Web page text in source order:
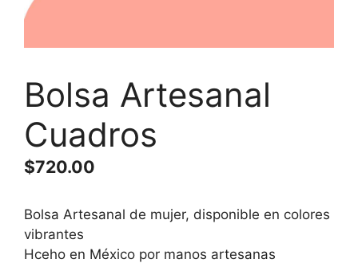
Bolsa Artesanal
Cuadros
$720.00
Bolsa Artesanal de mujer, disponible en colores
vibrantes
Hceho en México por manos artesanas